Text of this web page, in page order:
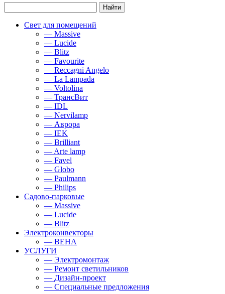
Свет для помещений
— Massive
— Lucide
— Blitz
— Favourite
— Reccagni Angelo
— La Lampada
— Voltolina
— ТрансВит
— IDL
— Nervilamp
— Аврора
— IEK
— Brilliant
— Arte lamp
— Favel
— Globo
— Paulmann
— Philips
Садово-парковые
— Massive
— Lucide
— Blitz
Электроконвекторы
— BEHA
УСЛУГИ
— Электромонтаж
— Ремонт светильников
— Дизайн-проект
— Специальные предложения